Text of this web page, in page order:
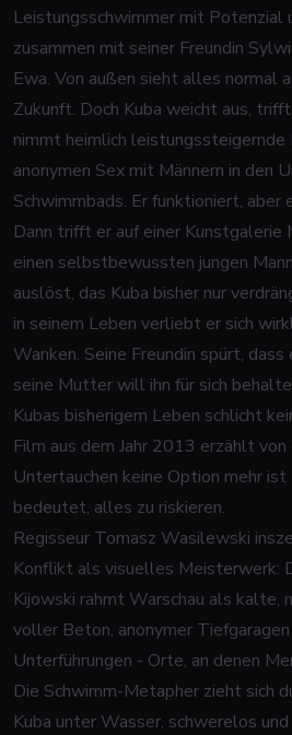
Leistungsschwimmer mit Potenzial
zusammen mit seiner Freundin
Ewa. Von außen sieht alles normal
Zukunft. Doch Kuba weicht aus,
nimmt heimlich
anonymen Sex mit Männern in den
Schwimmbads. Er funktioniert, aber
Dann trifft er auf einer Kunstgalerie
einen selbstbewussten jungen
auslöst, das Kuba bisher nur
in seinem Leben verliebt er sich
Wanken. Seine Freundin spürt,
seine Mutter will ihn für sich
Kubas bisherigem Leben schlicht
Film aus dem Jahr 2013 erzählt
Untertauchen keine Option mehr ist
bedeutet, alles zu riskieren.
Regisseur Tomasz Wasilewski
Konflikt als visuelles Meisterwerk:
Kijowski rahmt Warschau als kalte,
voller Beton, anonymer
Unterführungen - Orte, an denen
Die Schwimm-Metapher zieht sich
Kuba unter Wasser, schwerelos und